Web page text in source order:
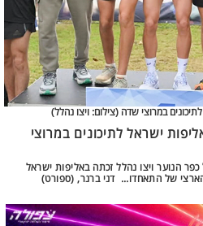
במרוצי שדה (צילום: ויצו נהלל)
ישראל לתיכונים במרוצי
הנוער ויצו נהלל זכתה באליפות ישראל
של התאחדו... דני ברנר, (ספורט)